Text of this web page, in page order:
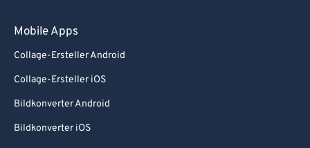
Mobile Apps
Collage-Ersteller Android
Collage-Ersteller iOS
Bildkonverter Android
Bildkonverter iOS